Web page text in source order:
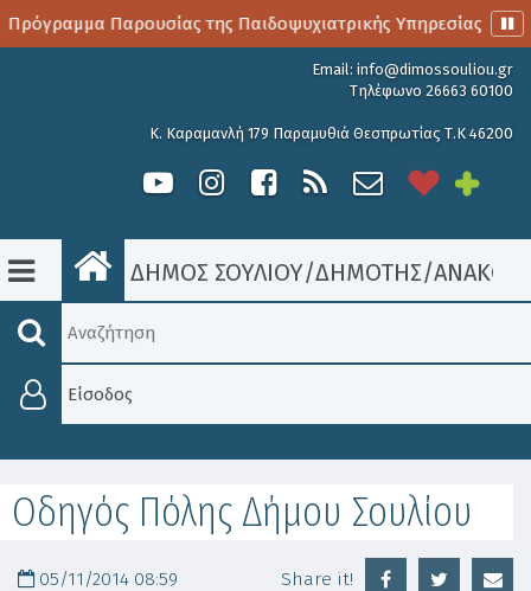
Παρουσίας της Παιδοψυχιατρικής Υπηρεσίας
Email: info@dimossouliou.gr
Τηλέφωνο 26663 60100
Κ. Καραμανλή 179 Παραμυθιά Θεσπρωτίας Τ.Κ 46200
ΔΗΜΟΣ ΣΟΥΛΙΟΥ/ΔΗΜΟΤΗΣ/
Είσοδος
Οδηγός Πόλης Δήμου Σουλίου
05/11/2014 08:59 Share it!